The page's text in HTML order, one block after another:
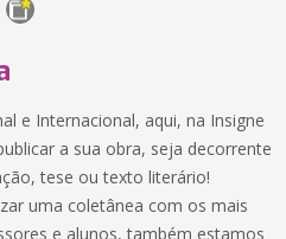
e Internacional, aqui, na Insigne
a sua obra, seja decorrente
tese ou texto literário!
uma coletânea com os mais
e alunos, também estamos